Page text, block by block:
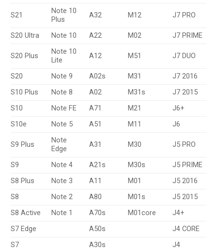
S21
Note 10
Plus
A32 M12 J7 PRO
S20 Ultra Note 10 A22 M02 J7 PRIME
S20 Plus
Note 10
Lite
A12 M51 J7 DUO
S20 Note 9 A02s M31
J7 2016
S10 Plus
Note 8 A02 M31s
J7 2015
S10
Note FE A71 M21
J6+
S10e
Note 5 A51 M11 J6
S9 Plus
Note
Edge
A31 M30 J5 PRO
S9 Note 4 A21s M30s
J5 PRIME
S8 Plus
Note 3 A11 M01
J5 2016
S8
Note 2 A80 M01s
J5 2015
S8 Active
Note 1 A70s M01core
J4+
S7 Edge
A50s
J4 CORE
S7
A30s
J4